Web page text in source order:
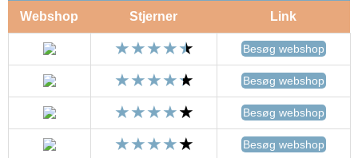
Webshop Stjerner Link
Besøg webshop
Besøg webshop
Besøg webshop
Besøg webshop